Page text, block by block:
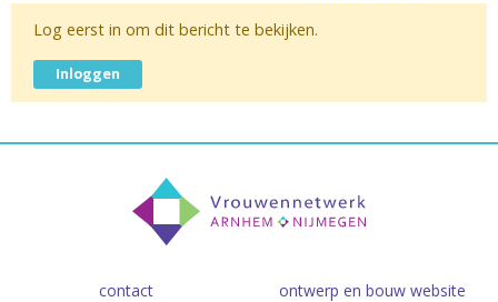
Log eerst in om dit bericht te bekijken.
Inloggen
contact
ontwerp en bouw website